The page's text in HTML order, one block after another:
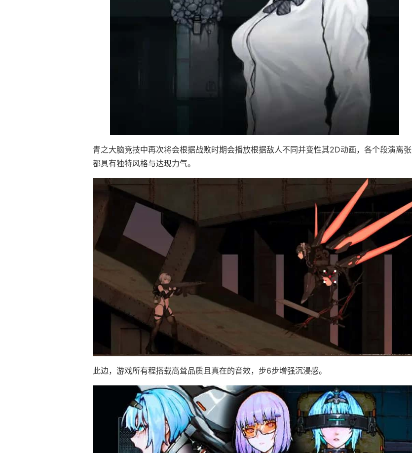
青之大脑竞技中再次将会根据战败时期会播放根据敌人不同并变性其2D动画，各个段演离张
都具有独特风格与达现力气。
此边，游戏所有程搭载高耸品质且真在的音效，步6步增强沉浸感。